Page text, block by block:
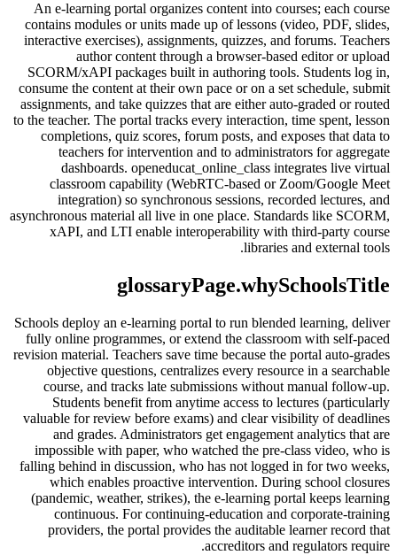
An e-learning portal organizes content into courses; each course
contains modules or units made up of lessons (video, PDF, slides,
interactive exercises), assignments, quizzes, and forums. Teachers
author content through a browser-based editor or upload
SCORM/xAPI packages built in authoring tools. Students log in,
consume the content at their own pace or on a set schedule, submit
assignments, and take quizzes that are either auto-graded or routed
to the teacher. The portal tracks every interaction, time spent, lesson
completions, quiz scores, forum posts, and exposes that data to
teachers for intervention and to administrators for aggregate
dashboards. openeducat_online_class integrates live virtual
classroom capability (WebRTC-based or Zoom/Google Meet
integration) so synchronous sessions, recorded lectures, and
asynchronous material all live in one place. Standards like SCORM,
xAPI, and LTI enable interoperability with third-party course
libraries and external tools.
glossaryPage.whySchoolsTitle
Schools deploy an e-learning portal to run blended learning, deliver
fully online programmes, or extend the classroom with self-paced
revision material. Teachers save time because the portal auto-grades
objective questions, centralizes every resource in a searchable
course, and tracks late submissions without manual follow-up.
Students benefit from anytime access to lectures (particularly
valuable for review before exams) and clear visibility of deadlines
and grades. Administrators get engagement analytics that are
impossible with paper, who watched the pre-class video, who is
falling behind in discussion, who has not logged in for two weeks,
which enables proactive intervention. During school closures
(pandemic, weather, strikes), the e-learning portal keeps learning
continuous. For continuing-education and corporate-training
providers, the portal provides the auditable learner record that
accreditors and regulators require.